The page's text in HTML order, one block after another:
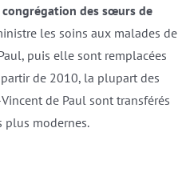
congrégation des sœurs de
les soins aux malades de
puis elle sont remplacées
de 2010, la plupart des
de Paul sont transférés
plus modernes.